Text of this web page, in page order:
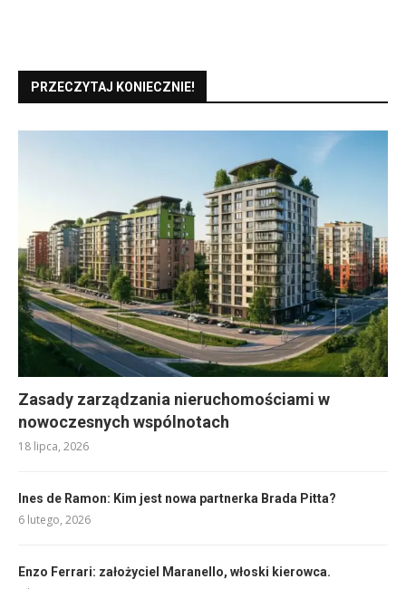
PRZECZYTAJ KONIECZNIE!
Zasady zarządzania nieruchomościami w
nowoczesnych wspólnotach
18 lipca, 2026
Ines de Ramon: Kim jest nowa partnerka Brada Pitta?
6 lutego, 2026
Enzo Ferrari: założyciel Maranello, włoski kierowca.